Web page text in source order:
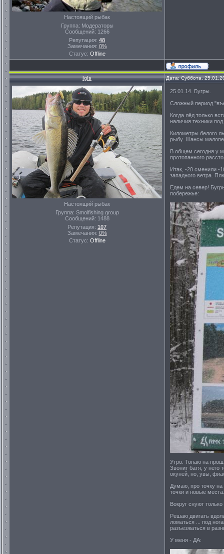
Настоящий рыбак
Группа: Модераторы
Сообщений: 1266
Репутация: 48
Замечания: 0%
Статус: Offline
Igls Дата: Суббота,
Настоящий рыбак
Группа: Smolfishing group
Сообщений: 1488
Репутация: 107
Замечания: 0%
Статус: Offline
25.01.14. Бугры.
Сложный период
Когда лёд только
наличия техники
Километры белого
рыбу. Шансы
В общем сегодня у
протопанного
Итак, -20 сменили -
западного ветра.
Едем на север!
побережье:
Утро. Топаю на
Звонит батя, у него
окуней, но, увы,
Думаю, про точку
точки и новые
Вокруг снуют
Решаю двигать
ломаться ... под
разъезжаться в
У меня - ДА: